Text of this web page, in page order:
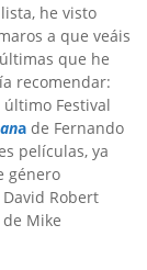
he visto
a que veáis
que he
recomendar:
Festival
a de Fernando
películas, ya
género
Robert
de Mike